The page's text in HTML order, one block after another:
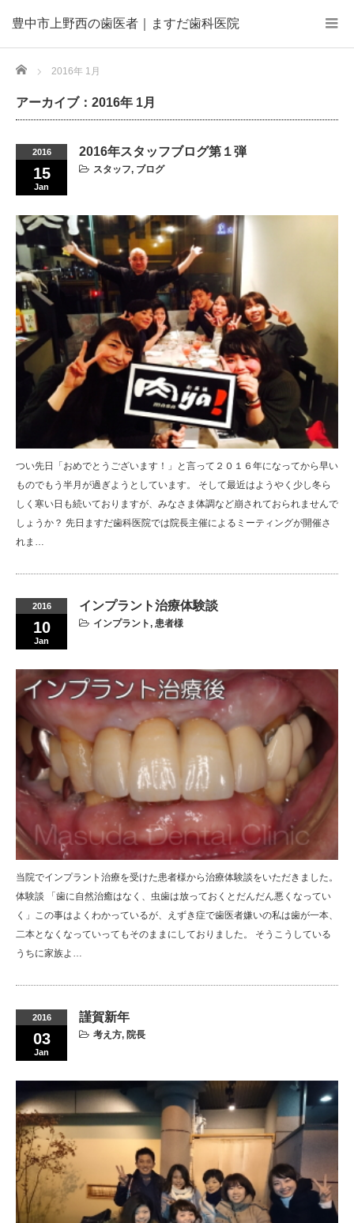
豊中市上野西の歯医者｜ますだ歯科医院
Home 2016年 1月
アーカイブ：2016年 1月
2016
15
Jan
2016年スタッフブログ第１弾
スタッフ, ブログ
つい先日「おめでとうございます！」と言って２０１６年になってから早い
ものでもう半月が過ぎようとしています。 そして最近はようやく少し冬ら
しく寒い日も続いておりますが、みなさま体調など崩されておられませんで
しょうか？ 先日ますだ歯科医院では院長主催によるミーティングが開催さ
れま…
2016
10
Jan
インプラント治療体験談
インプラント, 患者様
当院でインプラント治療を受けた患者様から治療体験談をいただきました。
体験談 「歯に自然治癒はなく、虫歯は放っておくとだんだん悪くなってい
く」この事はよくわかっているが、えずき症で歯医者嫌いの私は歯が一本、
二本となくなっていってもそのままにしておりました。 そうこうしている
うちに家族よ…
2016
03
Jan
謹賀新年
考え方, 院長